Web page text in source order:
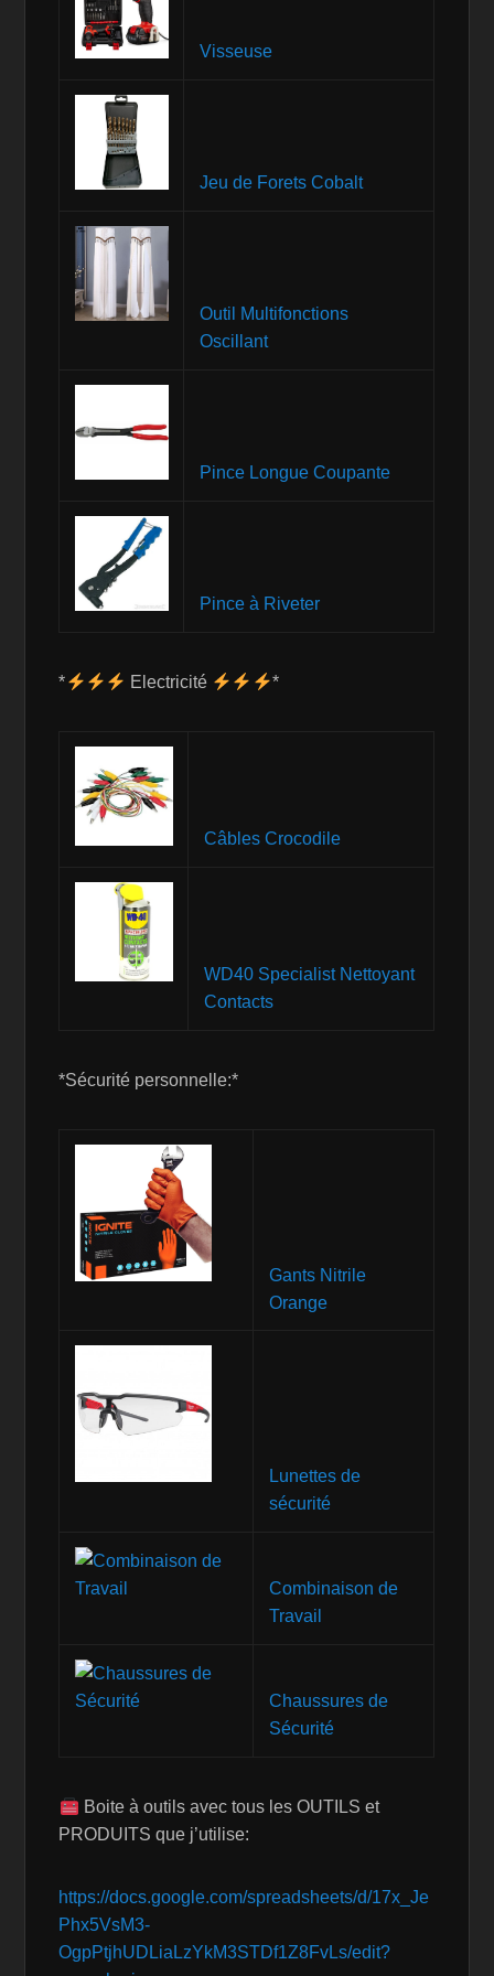
Visseuse
Jeu de Forets Cobalt
Outil Multifonctions
Oscillant
Pince Longue Coupante
Pince à Riveter
* Electricité *
Câbles Crocodile
WD40 Specialist Nettoyant
Contacts
*Sécurité personnelle:*
Gants Nitrile
Orange
Lunettes de
sécurité
Combinaison de
Travail
Chaussures de
Sécurité
Boite à outils avec tous les OUTILS et
PRODUITS que j’utilise:
https://docs.google.com/spreadsheets/d/17x_Je
Phx5VsM3-
OgpPtjhUDLiaLzYkM3STDf1Z8FvLs/edit?